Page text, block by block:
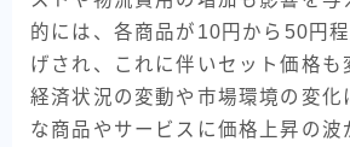
的には、各商品が10円から50円
げされ、これに伴いセット価格も
経済状況の変動や市場環境の変化
な商品やサービスに価格上昇の波